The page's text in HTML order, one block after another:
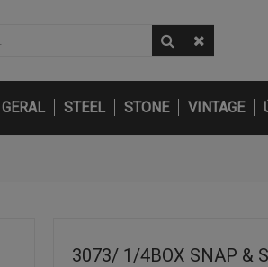
GERAL STEEL STONE VINTAGE
3073/ 1/4BOX SNAP &